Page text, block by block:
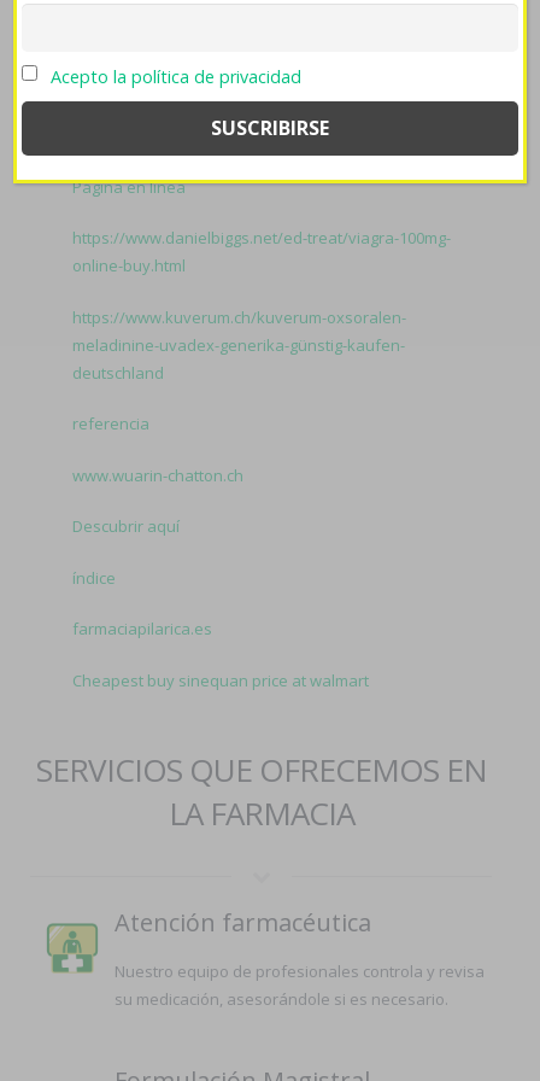
paisajistico á una telaraña.Related to Levitra generico
en mexico:
Página en línea
https://www.danielbiggs.net/ed-treat/viagra-100mg-
online-buy.html
https://www.kuverum.ch/kuverum-oxsoralen-
meladinine-uvadex-generika-günstig-kaufen-
deutschland
referencia
www.wuarin-chatton.ch
Descubrir aquí
índice
farmaciapilarica.es
Cheapest buy sinequan price at walmart
SERVICIOS QUE OFRECEMOS EN
LA FARMACIA
Atención farmacéutica
Nuestro equipo de profesionales controla y revisa
su medicación, asesorándole si es necesario.
Acepto la política de privacidad